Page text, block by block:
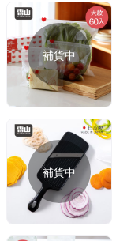
補貨中
補貨中